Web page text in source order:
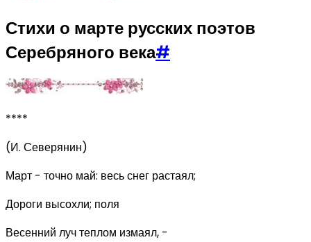
Стихи о марте русских поэтов
Серебряного века#
****
(И. Северянин)
Март - точно май: весь снег растаял;
Дороги высохли; поля
Весенний луч теплом измаял, -